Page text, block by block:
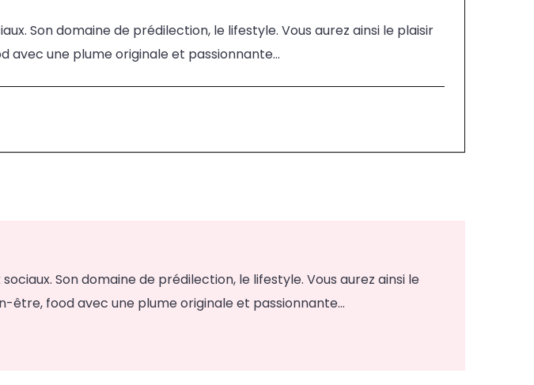
Son domaine de prédilection, le lifestyle. Vous aurez ainsi le plaisir
une plume originale et passionnante...
Son domaine de prédilection, le lifestyle. Vous aurez ainsi le
food avec une plume originale et passionnante...